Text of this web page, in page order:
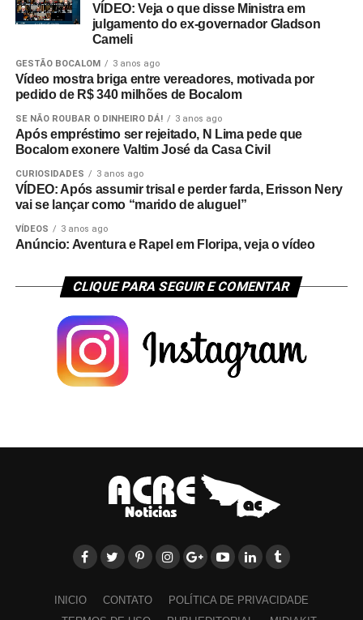
VÍDEO: Veja o que disse Ministra em
julgamento do ex-governador Gladson
Cameli
GESTÃO BOCALOM 3 anos ago
Vídeo mostra briga entre vereadores, motivada por
pedido de R$ 340 milhões de Bocalom
SE NÃO ROUBAR O DINHEIRO DÁ! 3 anos ago
Após empréstimo ser rejeitado, N Lima pede que
Bocalom exonere Valtim José da Casa Civil
CURIOSIDADES 3 anos ago
VÍDEO: Após assumir trisal e perder farda, Erisson Nery
vai se lançar como “marido de aluguel”
VÍDEOS 3 anos ago
Anúncio: Aventura e Rapel em Floripa, veja o vídeo
CLIQUE PARA SEGUIR E COMENTAR
INICIO CONTATO
POLÍTICA DE PRIVACIDADE